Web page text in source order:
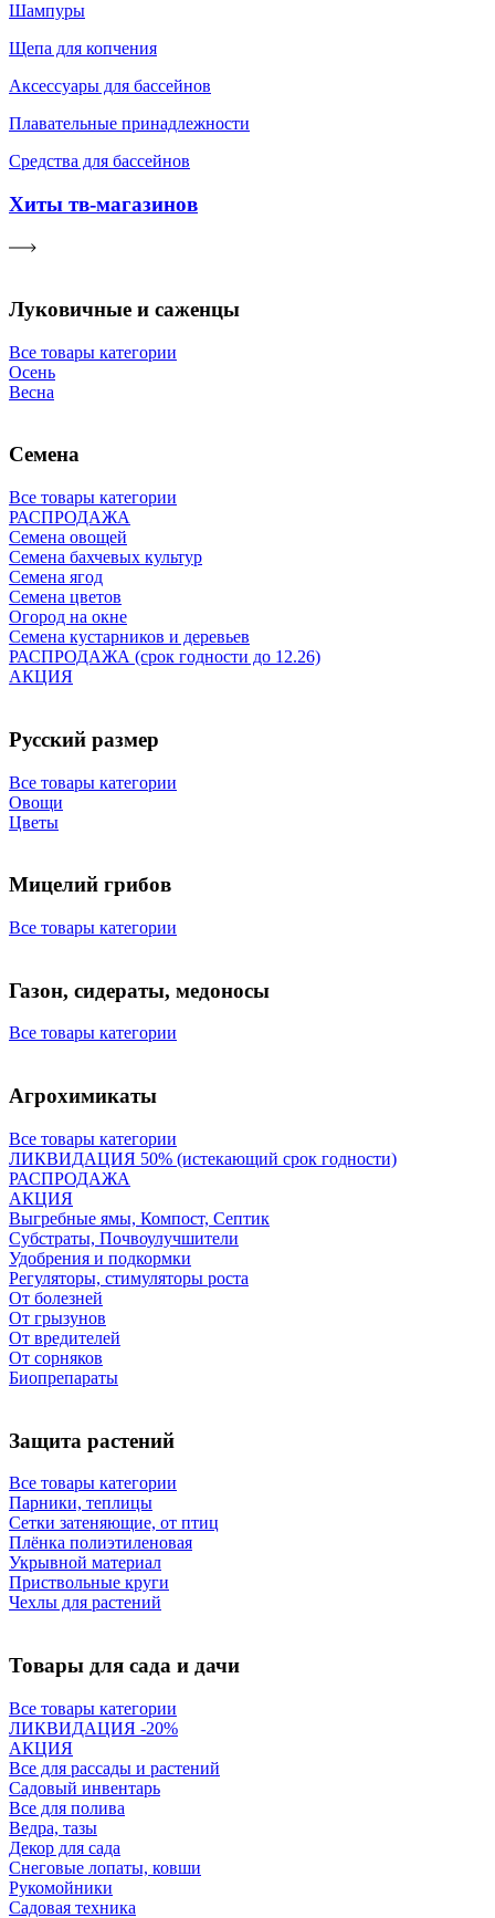
Шампуры
Щепа для копчения
Аксессуары для бассейнов
Плавательные принадлежности
Средства для бассейнов
Хиты тв-магазинов
Луковичные и саженцы
Все товары категории
Осень
Весна
Семена
Все товары категории
РАСПРОДАЖА
Семена овощей
Семена бахчевых культур
Семена ягод
Семена цветов
Огород на окне
Семена кустарников и деревьев
РАСПРОДАЖА (срок годности до 12.26)
АКЦИЯ
Русский размер
Все товары категории
Овощи
Цветы
Мицелий грибов
Все товары категории
Газон, сидераты, медоносы
Все товары категории
Агрохимикаты
Все товары категории
ЛИКВИДАЦИЯ 50% (истекающий срок годности)
РАСПРОДАЖА
АКЦИЯ
Выгребные ямы, Компост, Септик
Субстраты, Почвоулучшители
Удобрения и подкормки
Регуляторы, стимуляторы роста
От болезней
От грызунов
От вредителей
От сорняков
Биопрепараты
Защита растений
Все товары категории
Парники, теплицы
Сетки затеняющие, от птиц
Плёнка полиэтиленовая
Укрывной материал
Приствольные круги
Чехлы для растений
Товары для сада и дачи
Все товары категории
ЛИКВИДАЦИЯ -20%
АКЦИЯ
Все для рассады и растений
Садовый инвентарь
Все для полива
Ведра, тазы
Декор для сада
Снеговые лопаты, ковши
Рукомойники
Садовая техника